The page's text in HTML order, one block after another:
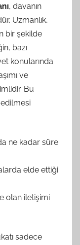
, davanın
Uzmanlık,
bir şekilde
bazı
konularında
ve
Bu
ne kadar süre
elde ettiği
olan iletişimi
sadece